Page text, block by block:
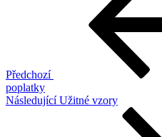
Předchozí
poplatky
Následující
Následující Užitné vzory